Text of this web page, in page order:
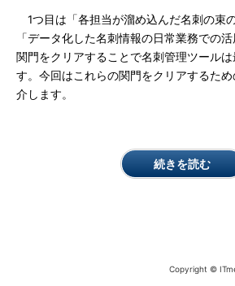
1つ目は「各担当が溜め込んだ名刺の束
「データ化した名刺情報の日常業務での
関門をクリアすることで名刺管理ツール
す。今回はこれらの関門をクリアするた
介します。
続きを読む
Copyright ©